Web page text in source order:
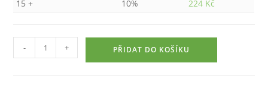
15 +
10% 224 Kč
Dárková
vinná
- + PŘIDAT DO KOŠÍKU